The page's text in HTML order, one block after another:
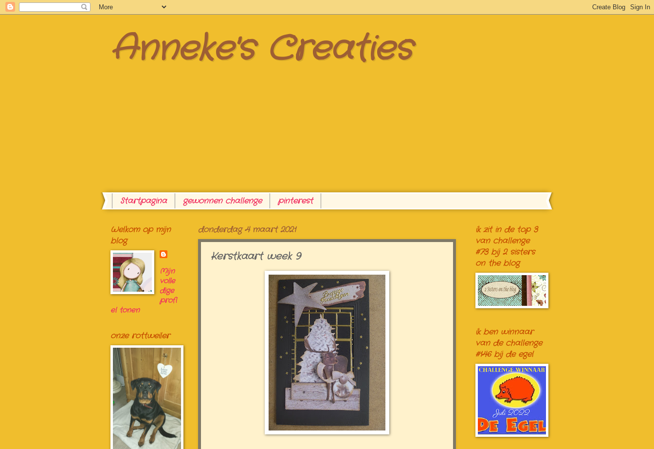
Anneke's Creaties
Startpagina gewonnen challenge pinterest
donderdag 4 maart 2021
Kerstkaart week 9
Welkom op mijn
blog
Mijn
volle
dige
profi
el tonen
onze rottweiler
ik zit in de top 3
van challenge
#73 bij 2 sisters
on the blog
ik ben winnaar
van de challenge
#146 bij de egel